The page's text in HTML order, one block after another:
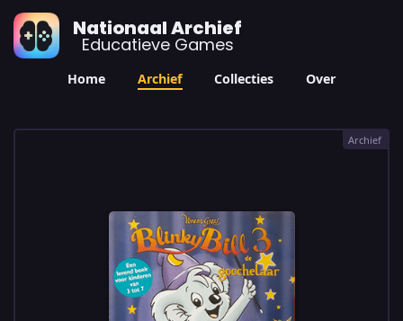
Nationaal Archief
Educatieve Games
Home Archief Collecties Over
Archief